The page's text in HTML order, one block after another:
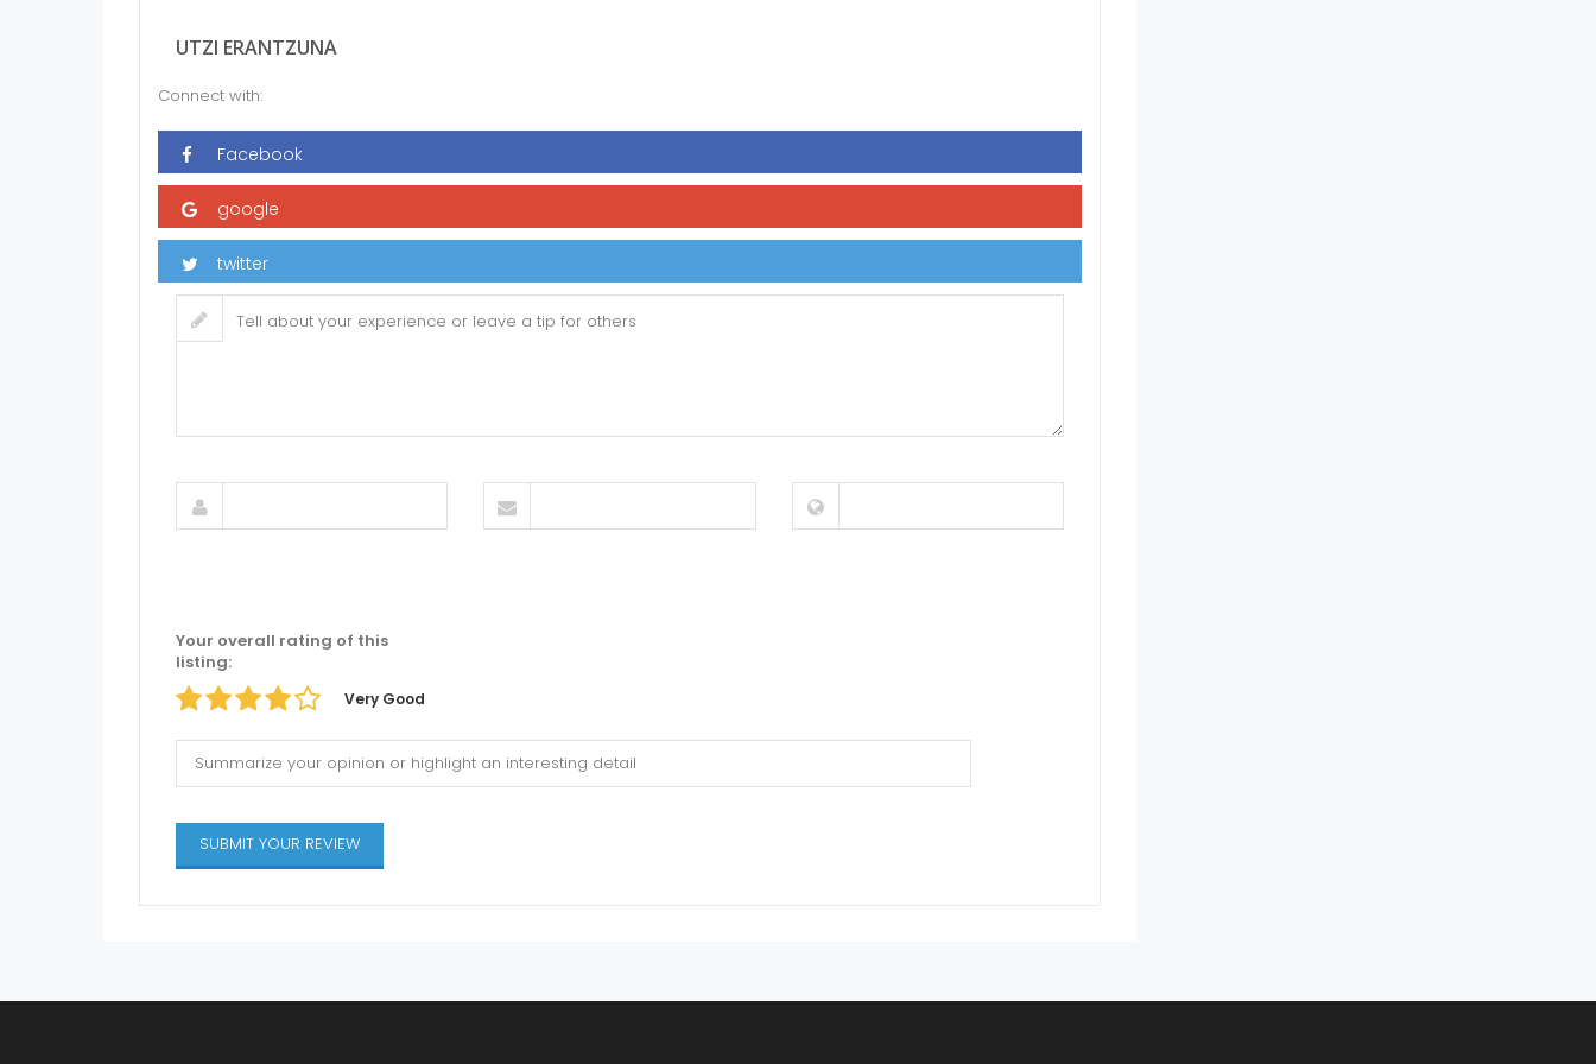
UTZI ERANTZUNA
Connect with:
Your overall rating of this
listing:
Very Good